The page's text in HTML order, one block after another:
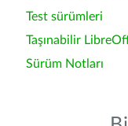
Test sürümleri
Taşınabilir
Sürüm Notları